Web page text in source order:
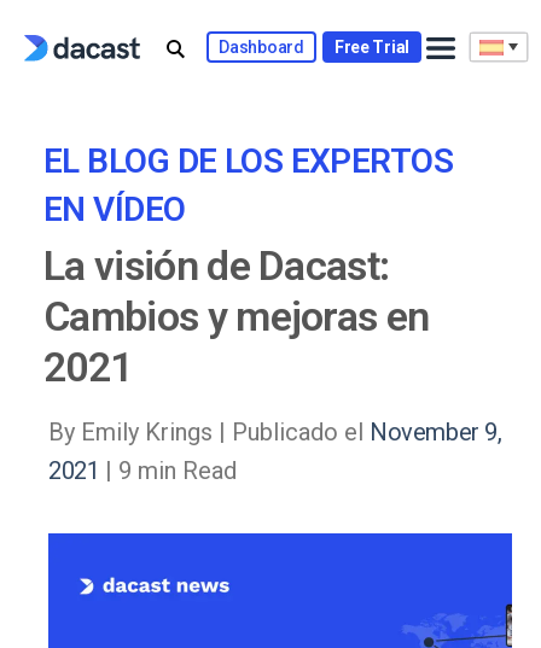
Dashboard Free Trial
EL BLOG DE LOS EXPERTOS
EN VÍDEO
La visión de Dacast:
Cambios y mejoras en
2021
By Emily Krings | Publicado el November 9,
2021 | 9 min Read